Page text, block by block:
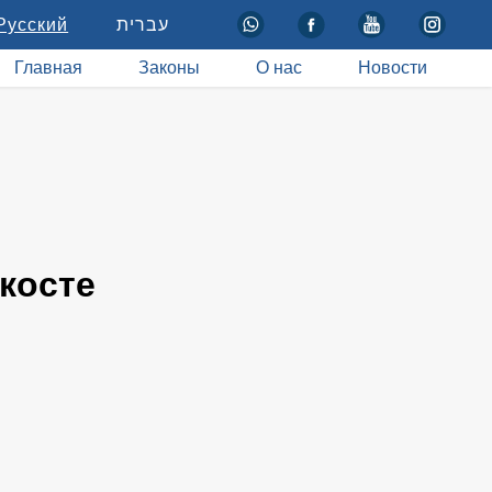
עברית
Главная Законы О нас Новости